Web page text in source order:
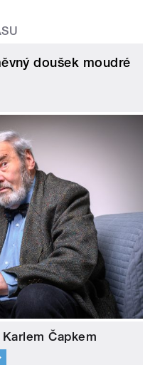
doušek moudré
Čapkem